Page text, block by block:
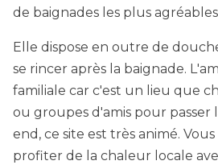
de baignades les plus
Elle dispose en outre de
se rincer après la baignade.
familiale car c'est un lieu que
ou groupes d'amis pour passer
end, ce site est très animé.
profiter de la chaleur locale